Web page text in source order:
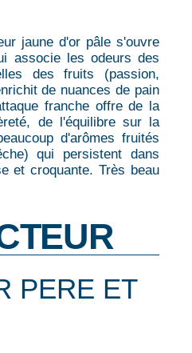
jaune d'or pâle s'ouvre
associe les odeurs des
des fruits (passion,
de nuances de pain
franche offre de la
de l'équilibre sur la
d'arômes fruités
qui persistent dans
et croquante. Très beau
PERE ET